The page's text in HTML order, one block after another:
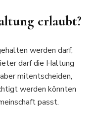
erlaubt?
werden darf,
darf die Haltung
mitentscheiden,
werden könnten
passt.